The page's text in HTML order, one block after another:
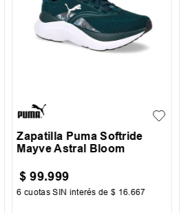
38
Zapatilla Puma Softride
Mayve Astral Bloom
$ 99.999
6 cuotas SIN interés de$ 16 667